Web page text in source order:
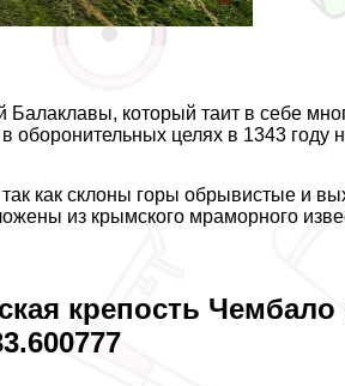
Балаклавы, который таит в себе
целях в 1343 году
как склоны горы обрывистые и
из крымского мраморного
крепость